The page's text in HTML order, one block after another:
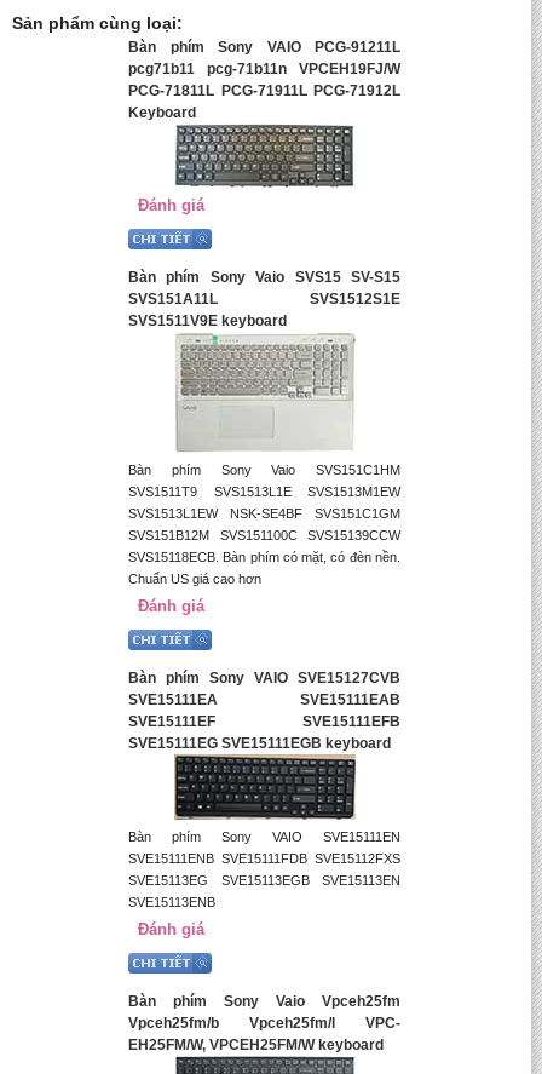
Sản phẩm cùng loại:
Bàn phím Sony VAIO PCG-91211L
pcg71b11 pcg-71b11n VPCEH19FJ/W
PCG-71811L PCG-71911L PCG-71912L
Keyboard
Đánh giá
Bàn phím Sony Vaio SVS15 SV-S15
SVS151A11L SVS1512S1E
SVS1511V9E keyboard
Bàn phím Sony Vaio SVS151C1HM
SVS1511T9 SVS1513L1E SVS1513M1EW
SVS1513L1EW NSK-SE4BF SVS151C1GM
SVS151B12M SVS151100C SVS15139CCW
SVS15118ECB. Bàn phím có mặt, có đèn nền.
Chuẩn US giá cao hơn
Đánh giá
Bàn phím Sony VAIO SVE15127CVB
SVE15111EA SVE15111EAB
SVE15111EF SVE15111EFB
SVE15111EG SVE15111EGB keyboard
Bàn phím Sony VAIO SVE15111EN
SVE15111ENB SVE15111FDB SVE15112FXS
SVE15113EG SVE15113EGB SVE15113EN
SVE15113ENB
Đánh giá
Bàn phím Sony Vaio Vpceh25fm
Vpceh25fm/b Vpceh25fm/l VPC-
EH25FM/W, VPCEH25FM/W keyboard